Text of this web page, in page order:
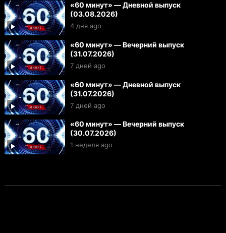
«60 минут» — Дневной выпуск
(03.08.2026)
4 дня ago
«60 минут» — Вечерний выпуск
(31.07.2026)
7 дней ago
«60 минут» — Дневной выпуск
(31.07.2026)
7 дней ago
«60 минут» — Вечерний выпуск
(30.07.2026)
1 неделя ago